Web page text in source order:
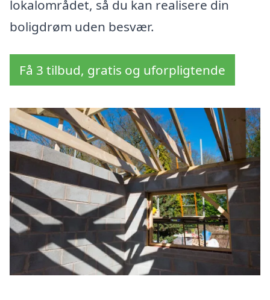
lokalområdet, så du kan realisere din
boligdrøm uden besvær.
Få 3 tilbud, gratis og uforpligtende